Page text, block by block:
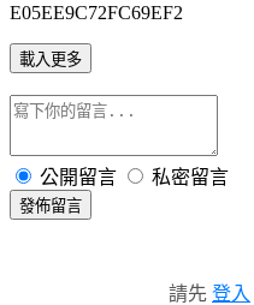
E05EE9C72FC69EF2
載入更多
公開留言 私密留言
發佈留言
請先 登入